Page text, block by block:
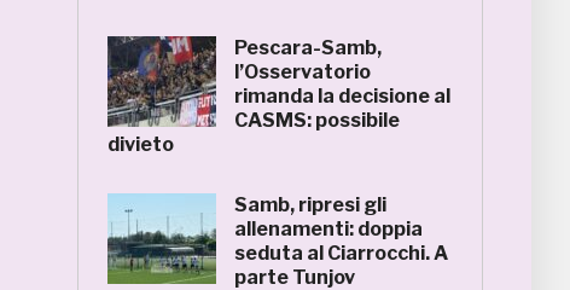
Pescara-Samb,
l’Osservatorio
rimanda la decisione al
CASMS: possibile
divieto
Samb, ripresi gli
allenamenti: doppia
seduta al Ciarrocchi. A
parte Tunjov